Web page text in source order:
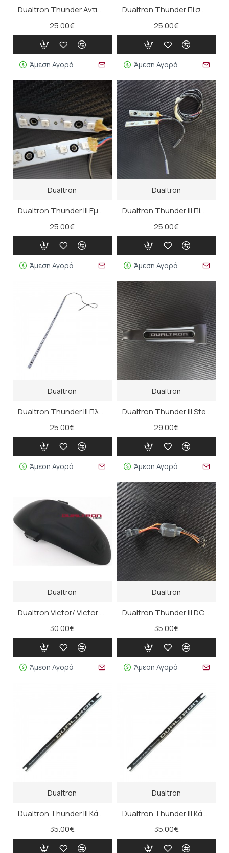
Dualtron Thunder Αντιολισθητική Ταινία
25.00€
Άμεση Αγορά
Dualtron Thunder Πίσω Φτερό
25.00€
Άμεση Αγορά
Dualtron
Dualtron Thunder III Εμπρός ή Πίσω LED βραχίονα (σετ)
25.00€
Άμεση Αγορά
Dualtron
Dualtron Thunder III Πίσω LED βραχίονα
25.00€
Άμεση Αγορά
Dualtron
Dualtron Thunder III Πλευρικά LED Κολόνας
25.00€
Άμεση Αγορά
Dualtron
Dualtron Thunder III Stem Headset Cover
29.00€
Άμεση Αγορά
Dualtron
Dualtron Victor/ Victor Luxury / Thunder / DT3 Εμπρός Φτερό
30.00€
Άμεση Αγορά
Dualtron
Dualtron Thunder III DC Switch
35.00€
Άμεση Αγορά
Dualtron
Dualtron Thunder III Κάλυμμα LED Κολόνας Τιμονιού (αριστερό)
35.00€
Dualtron
Dualtron Thunder III Κάλυμμα LED Κολόνας Τιμονιού (δεξί)
35.00€